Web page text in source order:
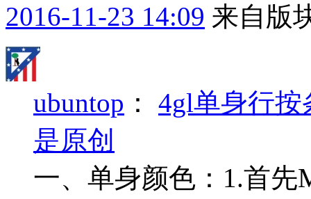
2016-11-23 14:09 来自版
ubuntop ： 4gl单身行
是原创
一、单身颜色：1.首